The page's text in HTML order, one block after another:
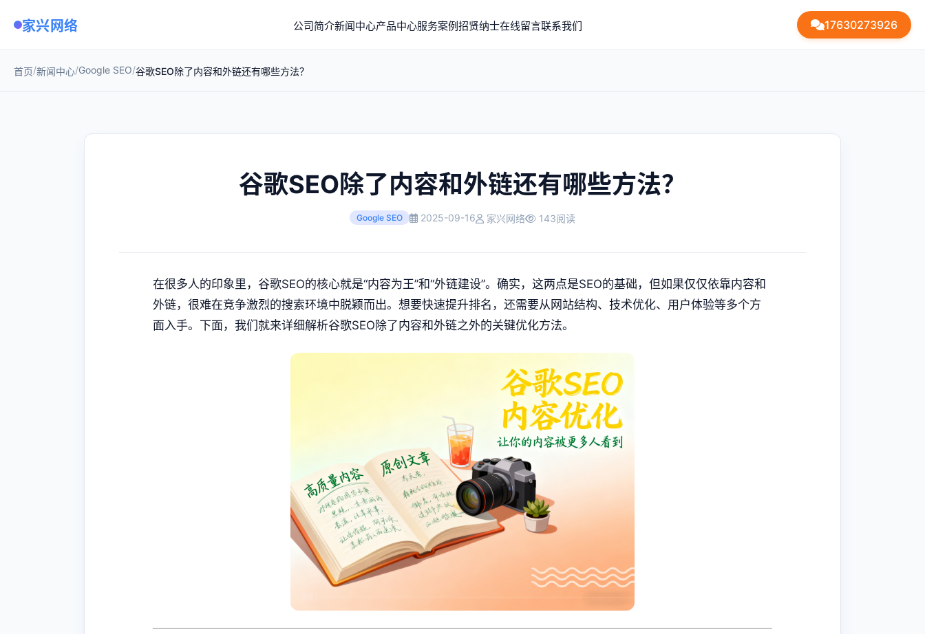
家兴网络 公司简介新闻中心产品中心服务案例招贤纳士在线留言联系我们 17630273926
首页/新闻中心/Google SEO/谷歌SEO除了内容和外链还有哪些方法？
谷歌SEO除了内容和外链还有哪些方法？
Google SEO 2025-09-16 家兴网络 143阅读
在很多人的印象里， 谷歌SEO的核心就是“内容为王”和“外链建设”。确实，这两点是SEO的基础，但如果仅仅依靠内容和
外链，很难在竞争激烈的搜索环境中脱颖而出。想要快速提升排名，还需要从网站结构、技术优化、用户体验等多个方
面入手。下面，我们就来详细解析谷歌SEO除了内容和外链之外的关键优化方法。